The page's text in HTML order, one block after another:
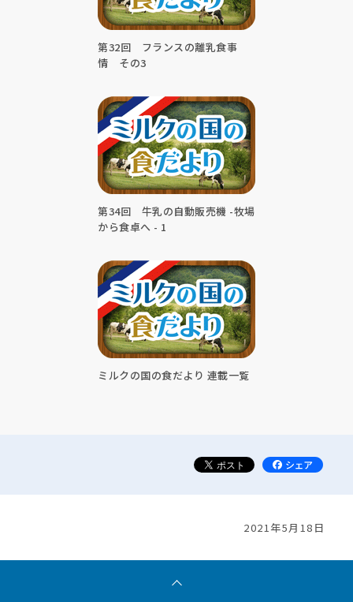
第32回 フランスの離乳食事
情 その3
第34回 牛乳の自動販売機 -牧場
から食卓へ - 1
ミルクの国の食だより 連載一覧
2021年5月18日